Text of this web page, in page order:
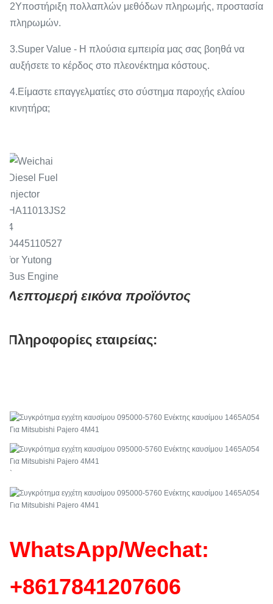
2Υποστήριξη πολλαπλών μεθόδων πληρωμής, προστασία
πληρωμών.
3.Super Value - Η πλούσια εμπειρία μας σας βοηθά να
αυξήσετε το κέρδος στο πλεονέκτημα κόστους.
4.Είμαστε επαγγελματίες στο σύστημα παροχής ελαίου
κινητήρα;
Λεπτομερή εικόνα προϊόντος
Πληροφορίες εταιρείας:
`
WhatsApp/Wechat:
+8617841207606